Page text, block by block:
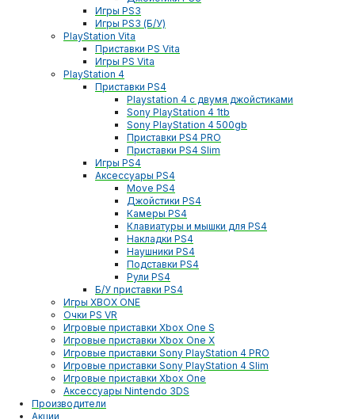
Игры PS3
Игры PS3 (Б/У)
PlayStation Vita
Приставки PS Vita
Игры PS Vita
PlayStation 4
Приставки PS4
Playstation 4 с двумя джойстиками
Sony PlayStation 4 1tb
Sony PlayStation 4 500gb
Приставки PS4 PRO
Приставки PS4 Slim
Игры PS4
Аксессуары PS4
Move PS4
Джойстики PS4
Камеры PS4
Клавиатуры и мышки для PS4
Накладки PS4
Наушники PS4
Подставки PS4
Рули PS4
Б/У приставки PS4
Игры XBOX ONE
Очки PS VR
Игровые приставки Xbox One S
Игровые приставки Xbox One X
Игровые приставки Sony PlayStation 4 PRO
Игровые приставки Sony PlayStation 4 Slim
Игровые приставки Xbox One
Аксессуары Nintendo 3DS
Производители
Акции